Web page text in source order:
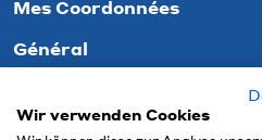
Mes Coordonnées
Général
Wir verwenden Cookies